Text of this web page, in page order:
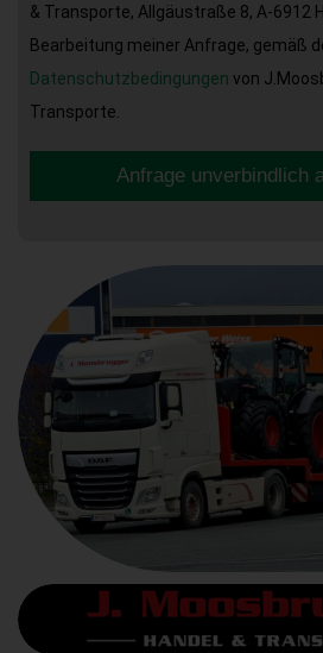
& Transporte, Allgäustraße 8, A-6912
Bearbeitung meiner Anfrage, gemäß
Datenschutzbedingungen von
Transporte.
Anfrage unverbindlich